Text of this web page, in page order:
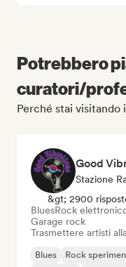
Potrebbero
curatori/
Perché stai
Good
Stazione
&gt; 2900
BluesRock
Garage rock
Trasmettere artisti
Blues Rock